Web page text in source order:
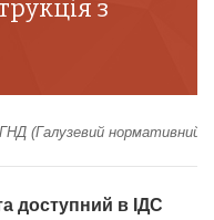
з
ГНД (Галузевий нормативний
доступний в ІДС